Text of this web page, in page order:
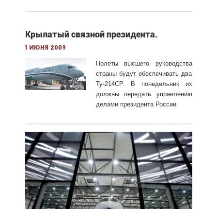
Крылатый связной президента.
1 июня 2009
Полеты высшего руководства
страны будут обеспечивать два
Ту-214СР. В понедельник их
должны передать управлению
делами президента России.